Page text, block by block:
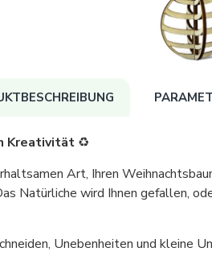
Kreativität ♻️
Art, Ihren
Natürliche wird Ihnen gefallen,
Unebenheiten und kleine